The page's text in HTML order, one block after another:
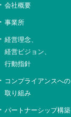
会社概要
事業所
経営理念、
経営ビジョン、
行動指針
コンプライアンスへの
取り組み
パートナーシップ構築